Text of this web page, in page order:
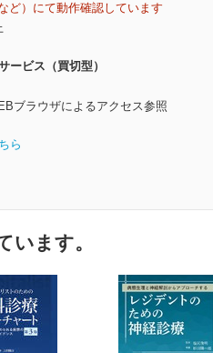
ど）にて動作確認しています
ービス（買切型）
ブラウザによるアクセス参照
ら
います。